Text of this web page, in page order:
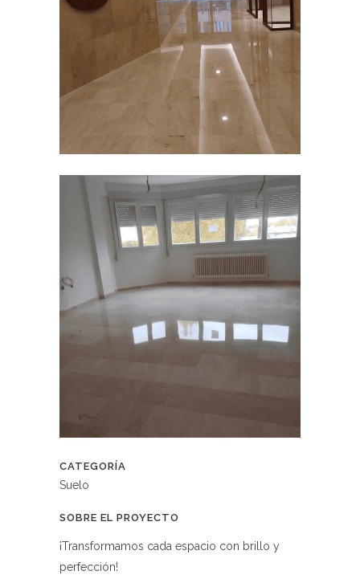
CATEGORÍA
Suelo
SOBRE EL PROYECTO
¡Transformamos cada espacio con brillo y
perfección!